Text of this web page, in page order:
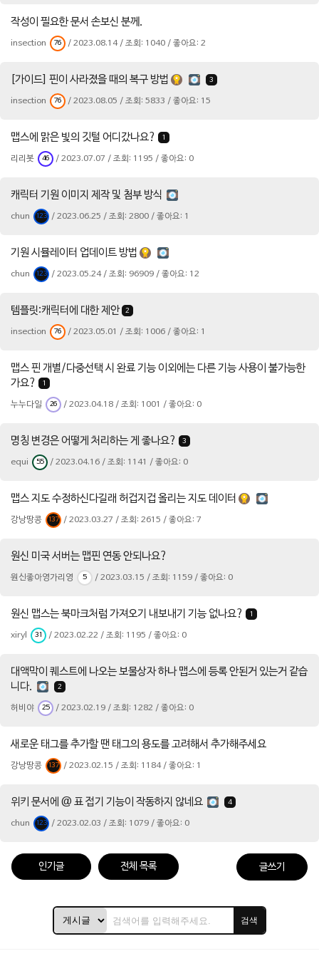
작성이 필요한 문서 손보신 분께.
insection 76 / 2023.08.14 / 조회: 1040 / 좋아요: 2
[가이드] 핀이 사라졌을 때의 복구 방법 3
insection 76 / 2023.08.05 / 조회: 5833 / 좋아요: 15
맵스에 맑은 빛의 깃털 어디갔나요? 1
리리봇 46 / 2023.07.07 / 조회: 1195 / 좋아요: 0
캐릭터 기원 이미지 제작 및 첨부 방식
chun 123 / 2023.06.25 / 조회: 2800 / 좋아요: 1
기원 시뮬레이터 업데이트 방법
chun 123 / 2023.05.24 / 조회: 96909 / 좋아요: 12
템플릿:캐릭터에 대한 제안 2
insection 76 / 2023.05.01 / 조회: 1006 / 좋아요: 1
맵스 핀 개별/다중선택 시 완료 기능 이외에는 다른 기능 사용이 불가능한
가요?
1
누누다일 26 / 2023.04.18 / 조회: 1001 / 좋아요: 0
명칭 변경은 어떻게 처리하는 게 좋나요? 3
equi 55 / 2023.04.16 / 조회: 1141 / 좋아요: 0
맵스 지도 수정하신다길래 허겁지겁 올리는 지도 데이터
강낭땅콩 137 / 2023.03.27 / 조회: 2615 / 좋아요: 7
원신 미국 서버는 맵핀 연동 안되나요?
원신좋아영가리영 5 / 2023.03.15 / 조회: 1159 / 좋아요: 0
원신 맵스는 북마크처럼 가져오기 내보내기 기능 없나요? 1
xiryl 31 / 2023.02.22 / 조회: 1195 / 좋아요: 0
대액막이 퀘스트에 나오는 보물상자 하나 맵스에 등록 안된거 있는거 같습
니다.
2
허비야 25 / 2023.02.19 / 조회: 1282 / 좋아요: 0
새로운 태그를 추가할 땐 태그의 용도를 고려해서 추가해주세요
강낭땅콩 137 / 2023.02.15 / 조회: 1184 / 좋아요: 1
위키 문서에 @ 표 접기 기능이 작동하지 않네요 4
chun 123 / 2023.02.03 / 조회: 1079 / 좋아요: 0
인기글 전체 목록 글쓰기
검색